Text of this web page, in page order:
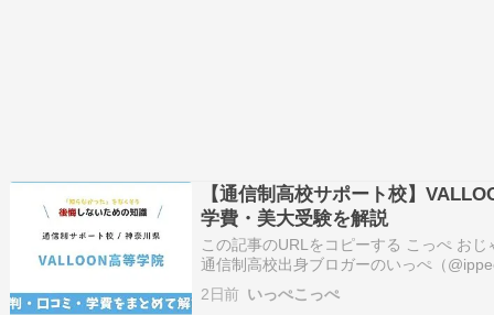
【通信制高校サポート校】
学費・美大受験を解説
この記事のURLをコピーする こっぺ お
通信制高校出身ブロガーのいっぺ（
運営しているブログです 本記事では
学習、美大受験対策、学費、スクーリン
2日前 いっぺこっぺ